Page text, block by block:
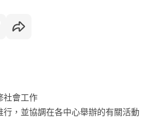
社會工作
，並協調在各中心舉辦的有關活動